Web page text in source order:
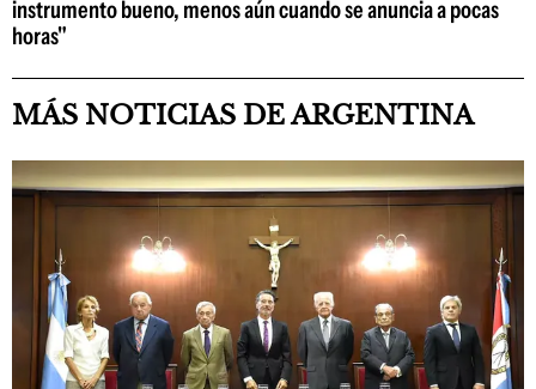
instrumento bueno, menos aún cuando se anuncia a pocas
horas"
MÁS NOTICIAS DE ARGENTINA